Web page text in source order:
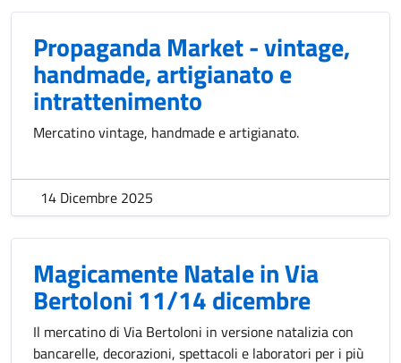
Propaganda Market - vintage,
handmade, artigianato e
intrattenimento
Mercatino vintage, handmade e artigianato.
14 Dicembre 2025
Magicamente Natale in Via
Bertoloni 11/14 dicembre
Il mercatino di Via Bertoloni in versione natalizia con
bancarelle, decorazioni, spettacoli e laboratori per i più